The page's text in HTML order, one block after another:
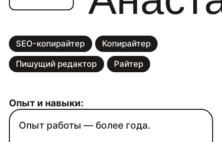
SEO-копирайтер Копирайтер
Пишущий редактор Райтер
Опыт и навыки:
Опыт работы — более года.